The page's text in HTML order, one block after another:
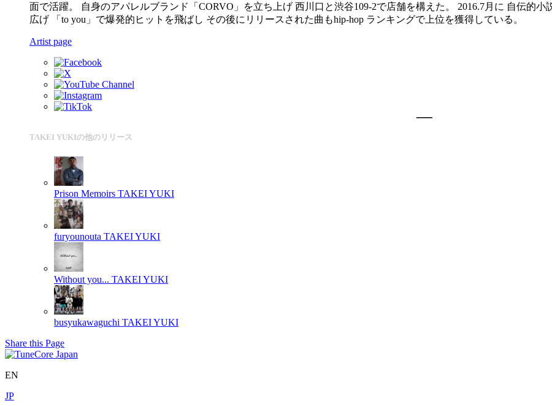
面で活躍。 自身のアパレルブランド「CORVO」を立ち上げ 西川口と渋谷109-2で店舗を構えた。 2016.7月に 自伝的
広げ 「to you」で爆発的ヒットを飛ばし その後にリリースされた曲もhip-hop ランキングで上位を獲得している。
Artist page
TAKEI YUKIの他のリリース
Prison Memoirs TAKEI YUKI
furyounouta TAKEI YUKI
Without you... TAKEI YUKI
busyukawaguchi TAKEI YUKI
Share this Page
EN
JP